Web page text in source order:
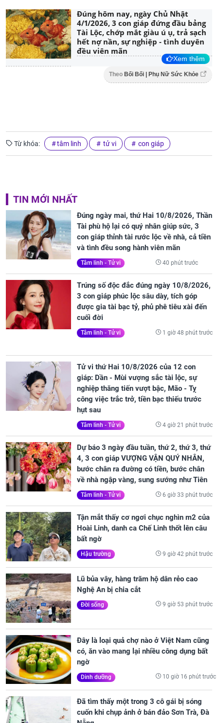
Đúng hôm nay, ngày Chủ Nhật
4/1/2026, 3 con giáp đứng đầu bảng
Tài Lộc, chớp mắt giàu ú ụ, trả sạch
hết nợ nần, sự nghiệp - tình duyên
đều viên mãn
Xem thêm
Theo Bối Bối | Phụ Nữ Sức Khỏe
Từ khóa: tâm linh tử vi con giáp
TIN MỚI NHẤT
Đúng ngày mai, thứ Hai 10/8/2026, Thần
Tài phù hộ lại có quý nhân giúp sức, 3
con giáp thỉnh tài rước lộc về nhà, cả tiền
và tình đều song hành viên mãn
Tâm linh - Tử vi 40 phút trước
Trúng số độc đắc đúng ngày 10/8/2026,
3 con giáp phúc lộc sâu dày, tích góp
được gia tài bạc tỷ, phủ phê tiêu xài đến
cuối đời
Tâm linh - Tử vi 1 giờ 48 phút trước
Tử vi thứ Hai 10/8/2026 của 12 con
giáp: Dần - Mùi vượng sắc tài lộc, sự
nghiệp thăng tiến vượt bậc, Mão - Tỵ
công việc trắc trở, tiền bạc thiếu trước
hụt sau
Tâm linh - Tử vi 4 giờ 21 phút trước
Dự báo 3 ngày đầu tuần, thứ 2, thứ 3, thứ
4, 3 con giáp VƯỢNG VẬN QUÝ NHÂN,
bước chân ra đường có tiền, bước chân
về nhà ngập vàng, sung sướng như Tiên
Tâm linh - Tử vi 6 giờ 33 phút trước
Tận mắt thấy cơ ngơi chục nghìn m2 của
Hoài Linh, danh ca Chế Linh thốt lên câu
bất ngờ
Hậu trường 9 giờ 42 phút trước
Lũ bủa vây, hàng trăm hộ dân rẻo cao
Nghệ An bị chia cắt
Đời sống 9 giờ 53 phút trước
Đây là loại quả chợ nào ở Việt Nam cũng
có, ăn vào mang lại nhiều công dụng bất
ngờ
Dinh dưỡng 10 giờ 16 phút trước
Đã tìm thấy một trong 3 cô gái bị sóng
cuốn khi chụp ảnh ở bán đảo Sơn Trà, Đà